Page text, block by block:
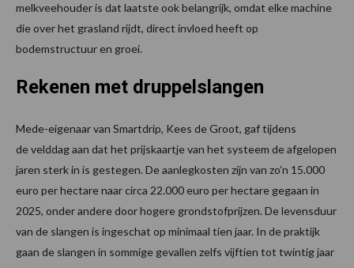
melkveehouder is dat laatste ook belangrijk, omdat elke machine
die over het grasland rijdt, direct invloed heeft op
bodemstructuur en groei.
Rekenen met druppelslangen
Mede-eigenaar van Smartdrip, Kees de Groot, gaf tijdens
de velddag aan dat het prijskaartje van het systeem de afgelopen
jaren sterk in is gestegen. De aanlegkosten zijn van zo’n 15.000
euro per hectare naar circa 22.000 euro per hectare gegaan in
2025, onder andere door hogere grondstofprijzen. De levensduur
van de slangen is ingeschat op minimaal tien jaar. In de praktijk
gaan de slangen in sommige gevallen zelfs vijftien tot twintig jaar